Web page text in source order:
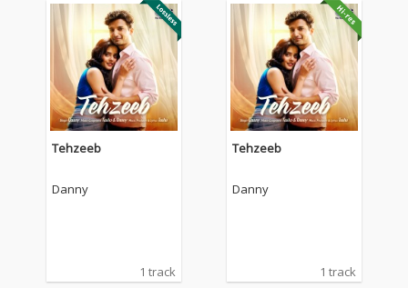
Tehzeeb
Danny
1 track
Tehzeeb
Danny
1 track